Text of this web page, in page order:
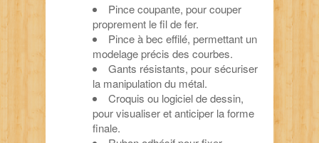
Pince coupante, pour couper
proprement le fil de fer.
Pince à bec effilé, permettant un
modelage précis des courbes.
Gants résistants, pour sécuriser
la manipulation du métal.
Croquis ou logiciel de dessin,
pour visualiser et anticiper la forme
finale.